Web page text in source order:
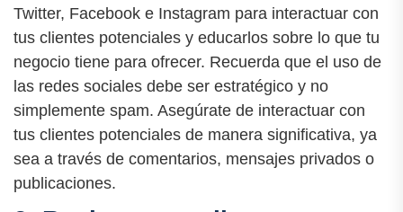
Twitter, Facebook e Instagram para interactuar con
tus clientes potenciales y educarlos sobre lo que tu
negocio tiene para ofrecer. Recuerda que el uso de
las redes sociales debe ser estratégico y no
simplemente spam. Asegúrate de interactuar con
tus clientes potenciales de manera significativa, ya
sea a través de comentarios, mensajes privados o
publicaciones.